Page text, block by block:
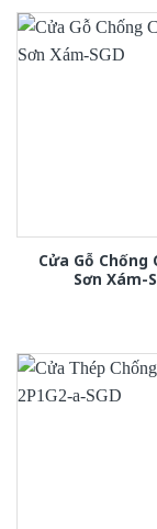
Cửa Gỗ Chống
Sơn Xám-